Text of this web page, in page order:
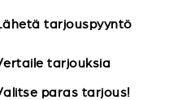
tarjouspyyntö
tarjouksia
paras tarjous!